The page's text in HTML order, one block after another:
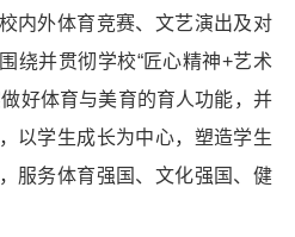
内外体育竞赛、文艺演出及对
绕并贯彻学校“匠心精神+艺术
好体育与美育的育人功能，并
以学生成长为中心，塑造学生
服务体育强国、文化强国、健